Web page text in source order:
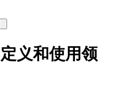
义和使用领